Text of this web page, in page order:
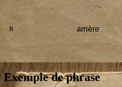
R arrière
Exemple de phrase